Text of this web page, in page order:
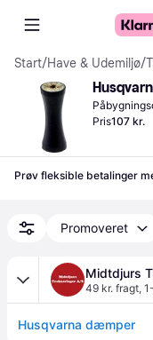
Start/Have & Udemiljø/
Pris107 kr.
Prøv fleksible betalinger
Promoveret
Midtdjurs
49 kr. fragt,
Husqvarna dæmper